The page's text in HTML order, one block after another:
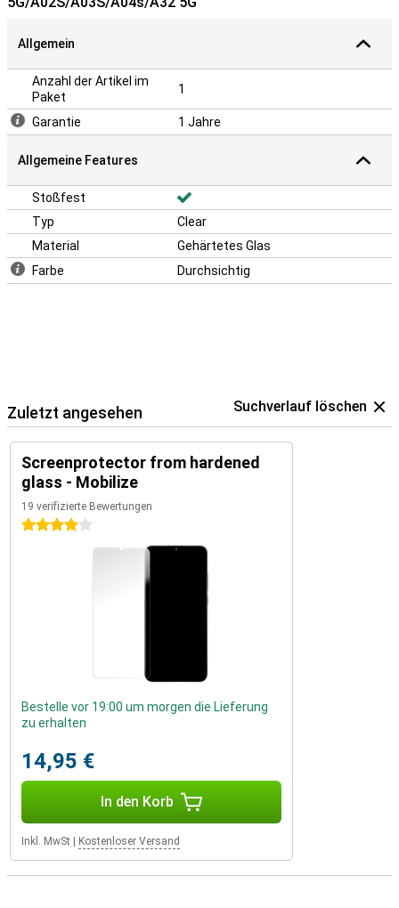
Allgemein
Anzahl der Artikel im
Paket
1
Garantie 1 Jahre
Allgemeine Features
Stoßfest
Typ
Clear
Material
Gehärtetes Glas
Farbe
Durchsichtig
Zuletzt angesehen Suchverlauf löschen
Screenprotector from hardened
glass - Mobilize
19 verifizierte Bewertungen
4 Sterne
Bestelle vor 19:00 um morgen die Lieferung
zu erhalten
14,95 €
In den Korb
Inkl. MwSt Kostenloser Versand